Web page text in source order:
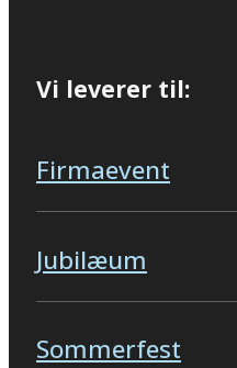
Vi leverer til:
Firmaevent
Jubilæum
Sommerfest